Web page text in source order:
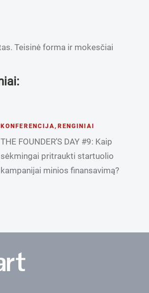
Teisinė forma ir mokesčiai
KONFERENCIJA, RENGINIAI
THE FOUNDER’S DAY #9: Kaip
sėkmingai pritraukti startuolio
kampanijai minios finansavimą?